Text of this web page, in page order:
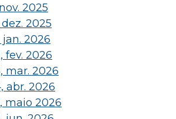
2025
dez. 2025
jan. 2026
fev. 2026
mar. 2026
abr. 2026
maio 2026